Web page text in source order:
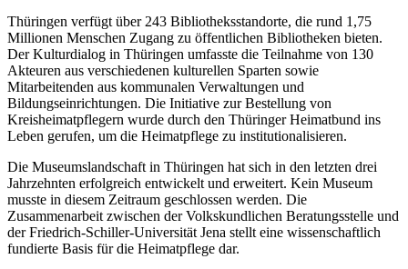
Thüringen verfügt über 243 Bibliotheksstandorte, die rund 1,75
Millionen Menschen Zugang zu öffentlichen Bibliotheken bieten.
Der Kulturdialog in Thüringen umfasste die Teilnahme von 130
Akteuren aus verschiedenen kulturellen Sparten sowie
Mitarbeitenden aus kommunalen Verwaltungen und
Bildungseinrichtungen. Die Initiative zur Bestellung von
Kreisheimatpflegern wurde durch den Thüringer Heimatbund ins
Leben gerufen, um die Heimatpflege zu institutionalisieren.
Die Museumslandschaft in Thüringen hat sich in den letzten drei
Jahrzehnten erfolgreich entwickelt und erweitert. Kein Museum
musste in diesem Zeitraum geschlossen werden. Die
Zusammenarbeit zwischen der Volkskundlichen Beratungsstelle und
der Friedrich-Schiller-Universität Jena stellt eine wissenschaftlich
fundierte Basis für die Heimatpflege dar.